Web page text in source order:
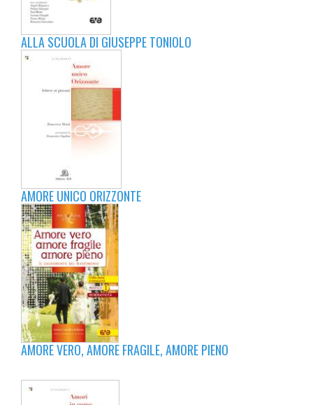
ALLA SCUOLA DI GIUSEPPE TONIOLO
AMORE UNICO ORIZZONTE
AMORE VERO, AMORE FRAGILE, AMORE PIENO